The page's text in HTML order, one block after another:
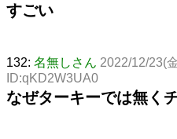
すごい
132: 名無しさん 2022/12/23(
ID:qKD2W3UA0
なぜターキーでは無く